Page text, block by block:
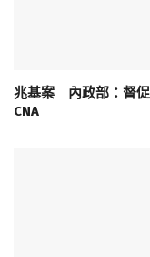
兆基案 內政部：督
CNA